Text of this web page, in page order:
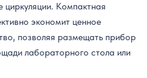
циркуляции. Компактная
экономит ценное
позволяя размещать прибор
лабораторного стола или